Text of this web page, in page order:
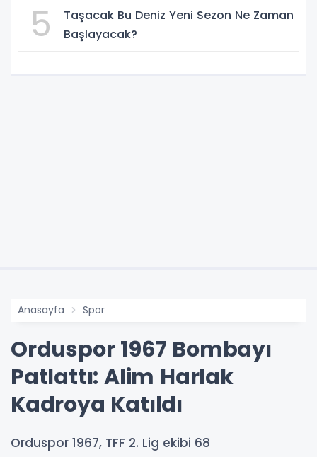
5
Taşacak Bu Deniz Yeni Sezon Ne Zaman
Başlayacak?
Anasayfa Spor
Orduspor 1967 Bombayı
Patlattı: Alim Harlak
Kadroya Katıldı
Orduspor 1967, TFF 2. Lig ekibi 68